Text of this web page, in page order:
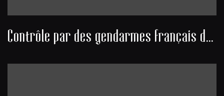
Contrôle par des gendarmes français de marchandises transportées par des algériens